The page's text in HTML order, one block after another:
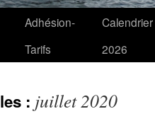
Adhésion-
Tarifs
Calendrier
2026
: juillet 2020